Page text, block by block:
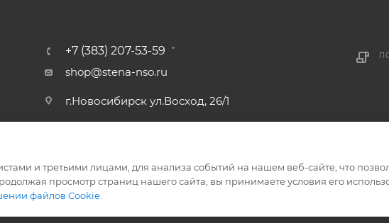
+7 (383) 207-53-59
shop@stena-nso.ru
г.Новосибирск ул.Восход, 26/1
и третьими лицами, для анализа событий на нашем веб-сайте, что
просмотр страниц нашего сайта, вы принимаете условия его
файлов Cookie